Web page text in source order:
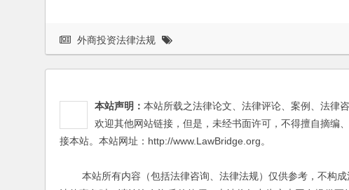
外商投资法律法规
本站声明： 本站所载之法律论文、法律评论、案例、法律
欢迎其他网站链接，但是，未经书面许可，不得擅自摘编
接本站。本站网址：http://www.LawBridge.org。
本站所有内容（包括法律咨询、法律法规）仅供参考，不构成